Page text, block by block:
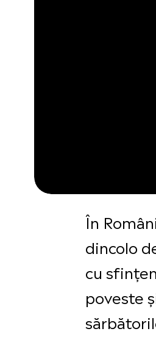
În
dincolo
cu
poveste